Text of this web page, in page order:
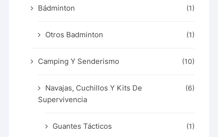
Bádminton (1)
Otros Badminton (1)
Camping Y Senderismo (10)
Navajas, Cuchillos Y Kits De
Supervivencia
(6)
Guantes Tácticos (1)